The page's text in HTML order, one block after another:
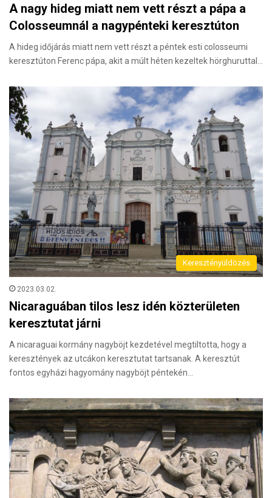
A nagy hideg miatt nem vett részt a pápa a
Colosseumnál a nagypénteki keresztúton
A hideg időjárás miatt nem vett részt a péntek esti colosseumi
keresztúton Ferenc pápa, akit a múlt héten kezeltek hörghuruttal…
Keresztényüldözés
2023.03.02.
Nicaraguában tilos lesz idén közterületen
keresztutat járni
A nicaraguai kormány nagyböjt kezdetével megtiltotta, hogy a
keresztények az utcákon keresztutat tartsanak. A keresztút
fontos egyházi hagyomány nagyböjt péntekén…